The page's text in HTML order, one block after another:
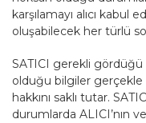
karşılamayı alıcı kabul
oluşabilecek her türlü
SATICI gerekli gördüğü
olduğu bilgiler
hakkını saklı tutar.
durumlarda ALICI’nın